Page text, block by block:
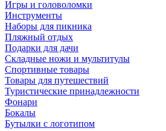
Игры и головоломки
Инструменты
Наборы для пикника
Пляжный отдых
Подарки для дачи
Складные ножи и мультитулы
Спортивные товары
Товары для путешествий
Туристические принадлежности
Фонари
Бокалы
Бутылки с логотипом